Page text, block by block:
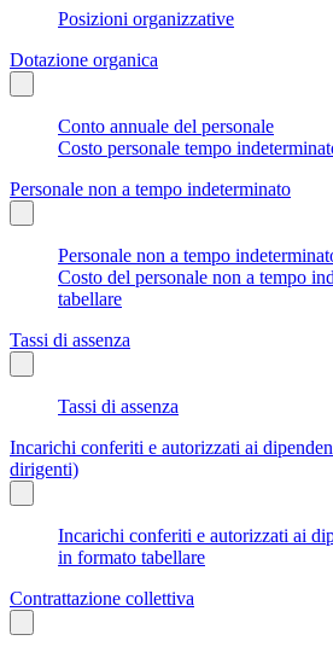
Posizioni organizzative
Dotazione organica
Conto annuale del personale
Costo personale tempo
Personale non a tempo indeterminato
Personale non a tempo
Costo del personale non a tempo
tabellare
Tassi di assenza
Tassi di assenza
Incarichi conferiti e autorizzati ai
dirigenti)
Incarichi conferiti e autorizzati ai
in formato tabellare
Contrattazione collettiva